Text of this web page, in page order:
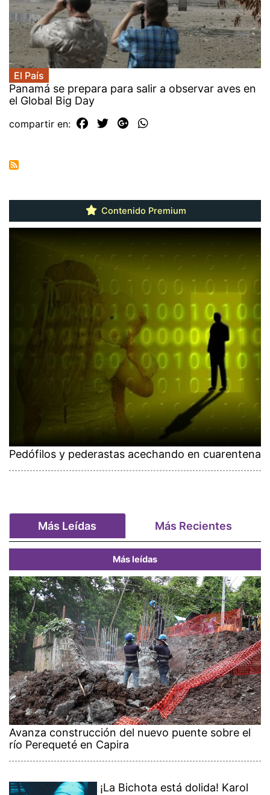
El País
Panamá se prepara para salir a observar aves en
el Global Big Day
compartir en:
Contenido Premium
Pedófilos y pederastas acechando en cuarentena
Más Leídas Más Recientes
Más leídas
Avanza construcción del nuevo puente sobre el
río Perequeté en Capira
¡La Bichota está dolida! Karol